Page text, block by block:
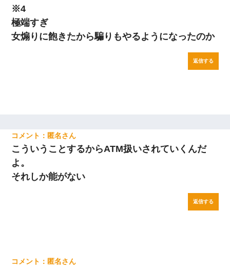
※4
極端すぎ
女煽りに飽きたから騙りもやるようになったのか
返信する
匿名
こういうことするからATM扱いされていくんだ
よ。
それしか能がない
返信する
匿名